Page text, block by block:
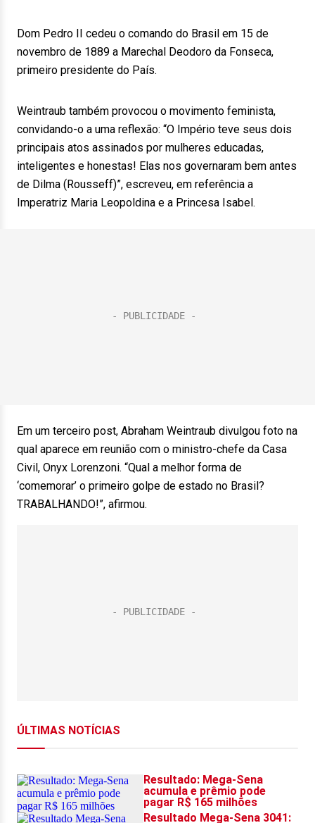
Dom Pedro II cedeu o comando do Brasil em 15 de
novembro de 1889 a Marechal Deodoro da Fonseca,
primeiro presidente do País.
Weintraub também provocou o movimento feminista,
convidando-o a uma reflexão: “O Império teve seus dois
principais atos assinados por mulheres educadas,
inteligentes e honestas! Elas nos governaram bem antes
de Dilma (Rousseff)”, escreveu, em referência a
Imperatriz Maria Leopoldina e a Princesa Isabel.
Em um terceiro post, Abraham Weintraub divulgou foto na
qual aparece em reunião com o ministro-chefe da Casa
Civil, Onyx Lorenzoni. “Qual a melhor forma de
‘comemorar’ o primeiro golpe de estado no Brasil?
TRABALHANDO!”, afirmou.